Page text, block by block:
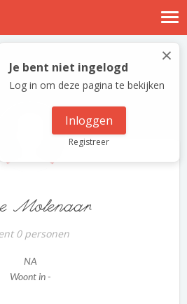
verhalen
Log in
je gratis aan
×
Je bent niet ingelogd
Log in om deze pagina te bekijken
Inloggen
Registreer
Molenaar
0 personen
NA
Woont in -